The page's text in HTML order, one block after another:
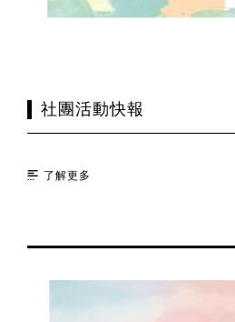
社團活動快報
了解更多